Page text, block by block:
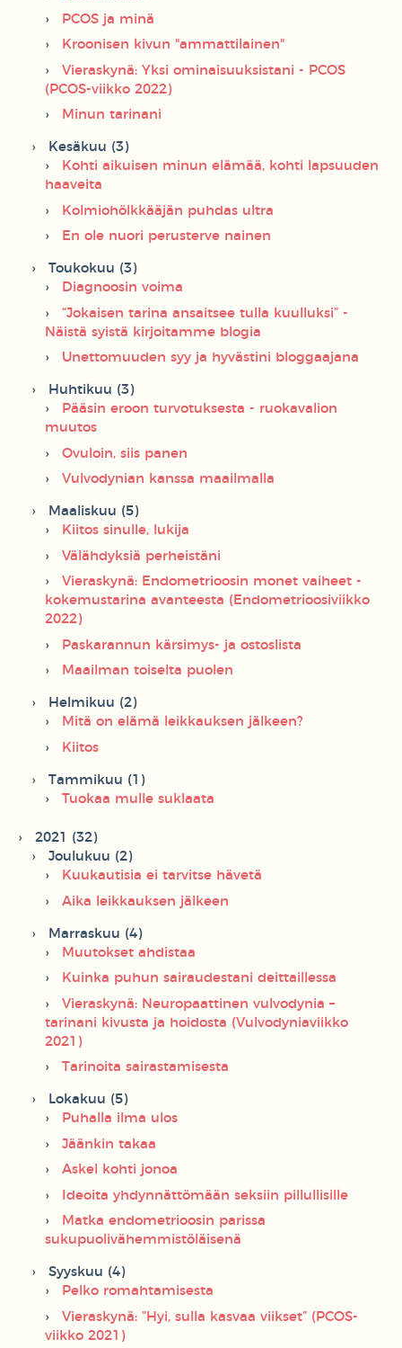
PCOS ja minä
Kroonisen kivun "ammattilainen"
Vieraskynä: Yksi ominaisuuksistani - PCOS
(PCOS-viikko 2022)
Minun tarinani
Kesäkuu (3)
Kohti aikuisen minun elämää, kohti lapsuuden
haaveita
Kolmiohölkkääjän puhdas ultra
En ole nuori perusterve nainen
Toukokuu (3)
Diagnoosin voima
“Jokaisen tarina ansaitsee tulla kuulluksi” -
Näistä syistä kirjoitamme blogia
Unettomuuden syy ja hyvästini bloggaajana
Huhtikuu (3)
Pääsin eroon turvotuksesta - ruokavalion
muutos
Ovuloin, siis panen
Vulvodynian kanssa maailmalla
Maaliskuu (5)
Kiitos sinulle, lukija
Välähdyksiä perheistäni
Vieraskynä: Endometrioosin monet vaiheet -
kokemustarina avanteesta (Endometrioosiviikko
2022)
Paskarannun kärsimys- ja ostoslista
Maailman toiselta puolen
Helmikuu (2)
Mitä on elämä leikkauksen jälkeen?
Kiitos
Tammikuu (1)
Tuokaa mulle suklaata
2021 (32)
Joulukuu (2)
Kuukautisia ei tarvitse hävetä
Aika leikkauksen jälkeen
Marraskuu (4)
Muutokset ahdistaa
Kuinka puhun sairaudestani deittaillessa
Vieraskynä: Neuropaattinen vulvodynia –
tarinani kivusta ja hoidosta (Vulvodyniaviikko
2021)
Tarinoita sairastamisesta
Lokakuu (5)
Puhalla ilma ulos
Jäänkin takaa
Askel kohti jonoa
Ideoita yhdynnättömään seksiin pillullisille
Matka endometrioosin parissa
sukupuolivähemmistöläisenä
Syyskuu (4)
Pelko romahtamisesta
Vieraskynä: ”Hyi, sulla kasvaa viikset” (PCOS-
viikko 2021)